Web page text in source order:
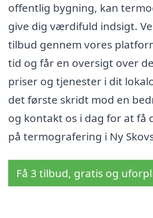
offentlig bygning, kan
give dig værdifuld indsigt.
tilbud gennem vores
tid og får en oversigt over
priser og tjenester i dit
det første skridt mod en
og kontakt os i dag for at få
på termografering i Ny
Få 3 tilbud, gratis og